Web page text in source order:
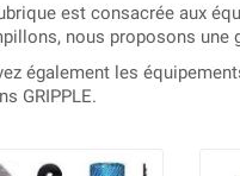
est consacrée aux
nous proposons une
également les
GRIPPLE.